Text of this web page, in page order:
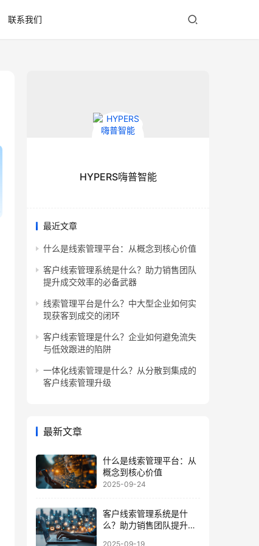
联系我们
HYPERS嗨普智能
最近文章
什么是线索管理平台：从概念到核心价值
客户线索管理系统是什么？助力销售团队
提升成交效率的必备武器
线索管理平台是什么？中大型企业如何实
现获客到成交的闭环
客户线索管理是什么？企业如何避免流失
与低效跟进的陷阱
一体化线索管理是什么？从分散到集成的
客户线索管理升级
最新文章
什么是线索管理平台：从
概念到核心价值
2025-09-24
客户线索管理系统是什
么？助力销售团队提升成
2025-09-19